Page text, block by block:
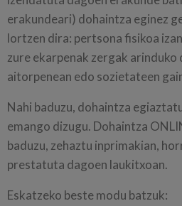
erakundeari) dohaintza eginez
lortzen dira: pertsona fisikoa
zure ekarpenak zergak
aitorpenean edo sozietateen
Nahi baduzu, dohaintza
emango dizugu. Dohaintza
baduzu, zehaztu inprimakian,
prestatuta dagoen laukitxoan.
Eskatzeko beste modu batzuk: